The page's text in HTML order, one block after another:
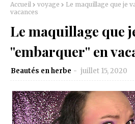
Accueil voyage
Le maquillage que je
vacances
Le maquillage que
"embarquer" en
Beautés en herbe juillet 15, 2020